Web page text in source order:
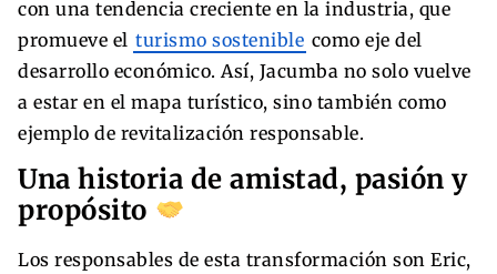
con una tendencia creciente en la industria, que
promueve el turismo sostenible como eje del
desarrollo económico. Así, Jacumba no solo vuelve
a estar en el mapa turístico, sino también como
ejemplo de revitalización responsable.
Una historia de amistad, pasión y
propósito
Los responsables de esta transformación son Eric,